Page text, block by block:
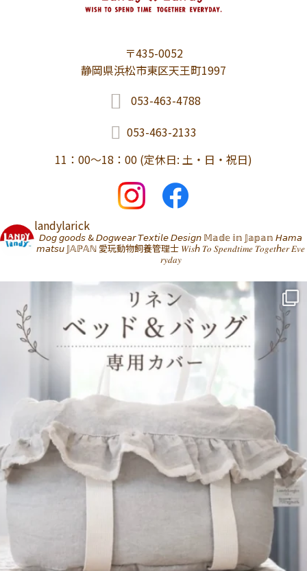
〒435-0052
静岡県浜松市東区天王町1997
053-463-4788
053-463-2133
11：00～18：00 (定休日: 土・日・祝日)
landylarick
𝘋𝘰𝘨 𝘨𝘰𝘰𝘥𝘴 & 𝘋𝘰𝘨𝘸𝘦𝘢𝘳 𝘛𝘦𝘹𝘵𝘪𝘭𝘦 𝘋𝘦𝘴𝘪𝘨𝘯 𝕄𝕒𝕕𝕖 𝕚𝕟 𝕁𝕒𝕡𝕒𝕟 𝘏𝘢𝘮𝘢
𝘮𝘢𝘵𝘴𝘶 𝕁𝔸ℙ𝔸ℕ 愛玩動物飼養管理士 𝑊𝑖𝑠ℎ 𝑇𝑜 𝑆𝑝𝑒𝑛𝑑𝑡𝑖𝑚𝑒 𝑇𝑜𝑔𝑒𝑡ℎ𝑒𝑟 𝐸𝑣𝑒
𝑟𝑦𝑑𝑎𝑦